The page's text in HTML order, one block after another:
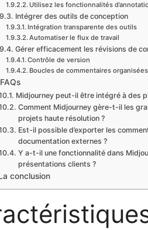
Utilisez les fonctionnalités
Intégrer des outils de conception
Intégration transparente des outils
Automatiser le flux de travail
Gérer efficacement les révisions de
Contrôle de version
Boucles de commentaires organisées
FAQs
Midjourney peut-il être intégré à des
Comment Midjourney gère-t-il les
projets haute résolution ?
Est-il possible d’exporter les
documentation externes ?
Y a-t-il une fonctionnalité dans
présentations clients ?
conclusion